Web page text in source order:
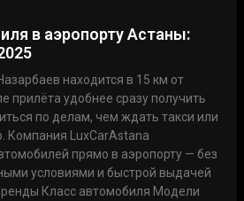
в аэропорту Астаны:
находится в 15 км от
прилёта удобнее сразу получить
по делам, чем ждать такси или
Компания LuxCarAstana
прямо в аэропорту — без
условиями и быстрой выдачей
Класс автомобиля Модели